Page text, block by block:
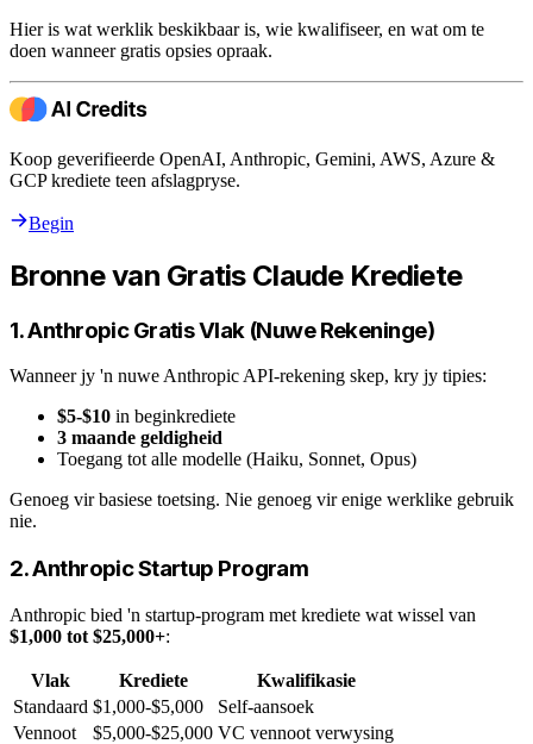
Hier is wat werklik beskikbaar is, wie kwalifiseer, en wat om te
doen wanneer gratis opsies opraak.
Koop geverifieerde OpenAI, Anthropic, Gemini, AWS, Azure &
GCP krediete teen afslagpryse.
Begin
Bronne van Gratis Claude Krediete
1. Anthropic Gratis Vlak (Nuwe Rekeninge)
Wanneer jy 'n nuwe Anthropic API-rekening skep, kry jy tipies:
$5-$10 in beginkrediete
3 maande geldigheid
Toegang tot alle modelle (Haiku, Sonnet, Opus)
Genoeg vir basiese toetsing. Nie genoeg vir enige werklike gebruik
nie.
2. Anthropic Startup Program
Anthropic bied 'n startup-program met krediete wat wissel van
$1,000 tot $25,000+:
Vlak Krediete
Kwalifikasie
Standaard $1,000-$5,000
Self-aansoek
Vennoot
$5,000-$25,000 VC vennoot verwysing